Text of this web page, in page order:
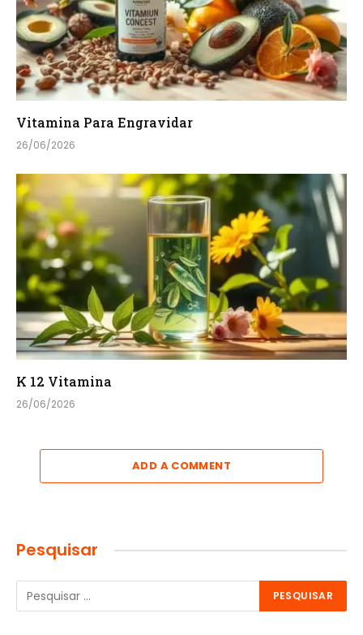
Vitamina Para Engravidar
26/06/2026
K 12 Vitamina
26/06/2026
ADD A COMMENT
Pesquisar